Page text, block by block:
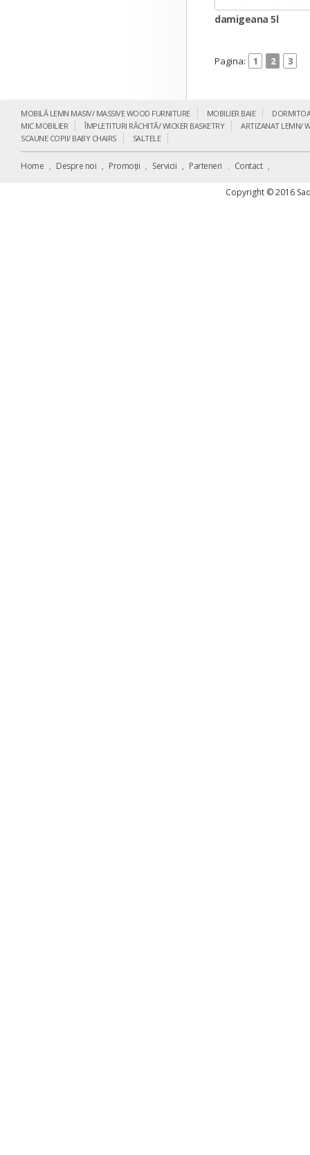
damigeana 5l
Pagina: 1 2 3
MOBILĂ LEMN MASIV/ MASSIVE WOOD FURNITURE MOBILIER BAIE
MIC MOBILIER
ÎMPLETITURI RĂCHITĂ/ WICKER BASKETRY
ARTIZANAT LEMN/
SCAUNE COPII/ BABY CHAIRS
SALTELE
Home Despre noi Promoții Servicii Parteneri Contact
Copyright © 2016